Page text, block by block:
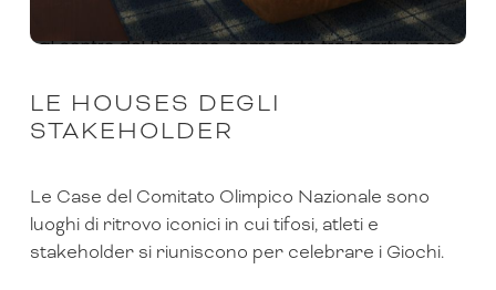
LE HOUSES DEGLI
STAKEHOLDER
Le Case del Comitato Olimpico Nazionale sono
luoghi di ritrovo iconici in cui tifosi, atleti e
stakeholder si riuniscono per celebrare i Giochi.